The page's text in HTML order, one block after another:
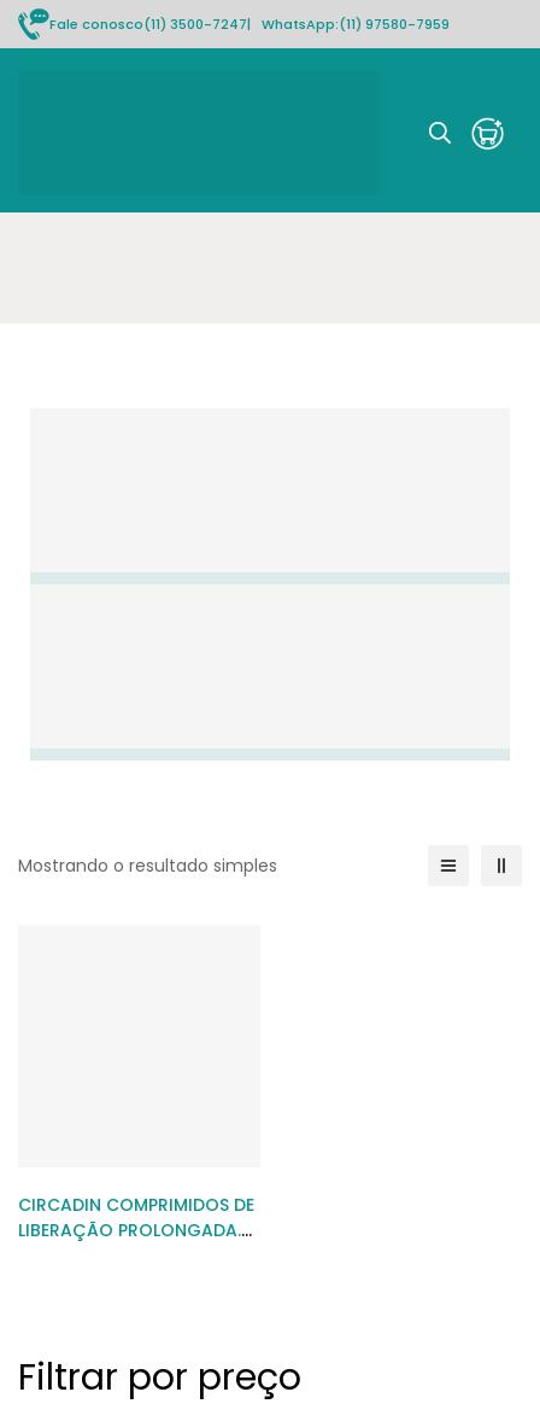
Fale conosco(11) 3500-7247| WhatsApp:(11) 97580-7959
Filtrar por preço
Mostrando o resultado simples
CIRCADIN COMPRIMIDOS DE
LIBERAÇÃO PROLONGADA.